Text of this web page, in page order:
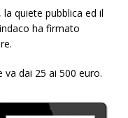
la quiete pubblica ed il
ha firmato
dai 25 ai 500 euro.